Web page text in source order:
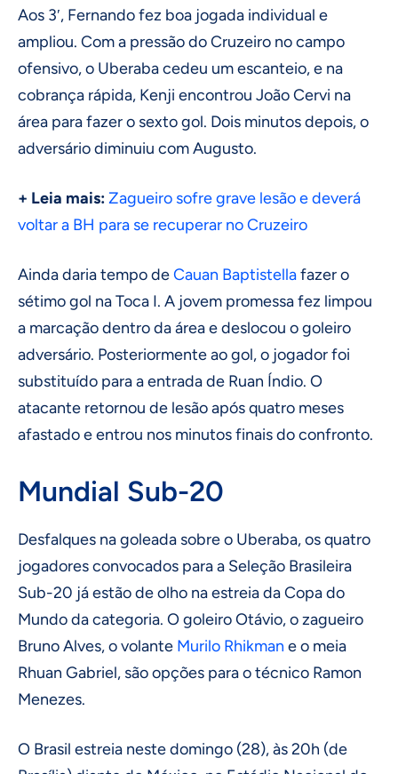
Aos 3′, Fernando fez boa jogada individual e
ampliou. Com a pressão do Cruzeiro no campo
ofensivo, o Uberaba cedeu um escanteio, e na
cobrança rápida, Kenji encontrou João Cervi na
área para fazer o sexto gol. Dois minutos depois, o
adversário diminuiu com Augusto.
+ Leia mais:Zagueiro sofre grave lesão e deverá
voltar a BH para se recuperar no Cruzeiro
Ainda daria tempo deCauan Baptistellafazer o
sétimo gol na Toca I. A jovem promessa fez limpou
a marcação dentro da área e deslocou o goleiro
adversário. Posteriormente ao gol, o jogador foi
substituído para a entrada de Ruan Índio. O
atacante retornou de lesão após quatro meses
afastado e entrou nos minutos finais do confronto.
Mundial Sub-20
Desfalques na goleada sobre o Uberaba, os quatro
jogadores convocados para a Seleção Brasileira
Sub-20 já estão de olho na estreia da Copa do
Mundo da categoria. O goleiro Otávio, o zagueiro
Bruno Alves, o volante Murilo Rhikman e o meia
Rhuan Gabriel, são opções para o técnico Ramon
Menezes.
O Brasil estreia neste domingo (28), às 20h (de